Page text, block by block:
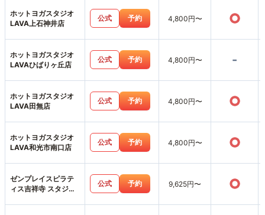
ホットヨガスタジオ
LAVA上石神井店
公式 予約 4,800円〜 ○
ホットヨガスタジオ
LAVAひばりヶ丘店
公式 予約 4,800円〜 -
ホットヨガスタジオ
LAVA田無店
公式 予約 4,800円〜 ○
ホットヨガスタジオ
LAVA和光市南口店
公式 予約 4,800円〜 ○
ゼンプレイスピラテ
ィス吉祥寺 スタジオ
公式 予約 9,625円〜 ○